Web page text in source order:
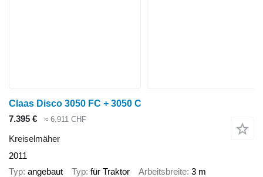
Claas Disco 3050 FC + 3050 C
7.395 €
≈ 6.911 CHF
Kreiselmäher
2011
Typ angebaut Typ für Traktor Arbeitsbreite 3 m